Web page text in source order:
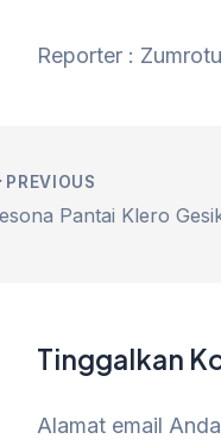
Reporter :
PREVIOUS
Tinggalkan
Alamat email